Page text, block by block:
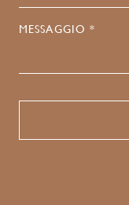
MESSAGGIO *